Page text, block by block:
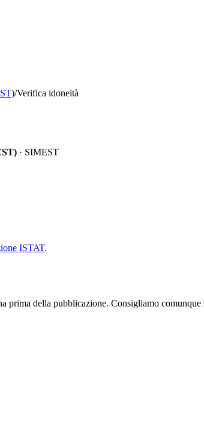
/Verifica idoneità
· SIMEST
ISTAT.
della pubblicazione. Consigliamo